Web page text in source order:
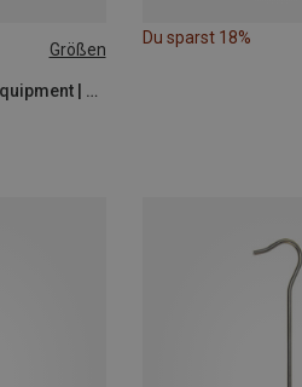
Größen
EOE - Eifel Outdoor Equipment | Campingkocher
Du sparst 18%